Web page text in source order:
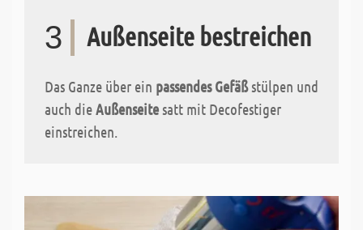
3 Außenseite bestreichen
Das Ganze über ein passendes Gefäßstülpen und
auch dieAußenseite satt mit Decofestiger
einstreichen.